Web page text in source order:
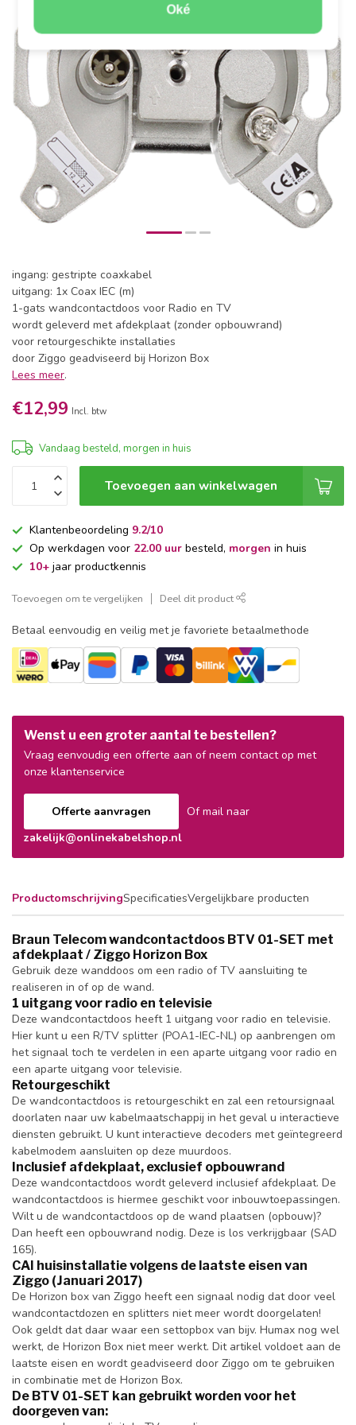
Oké
ingang: gestripte coaxkabel
uitgang: 1x Coax IEC (m)
1-gats wandcontactdoos voor Radio en TV
wordt geleverd met afdekplaat (zonder opbouwrand)
voor retourgeschikte installaties
door Ziggo geadviseerd bij Horizon Box
Lees meer.
€12,99 Incl. btw
Vandaag besteld, morgen in huis
Toevoegen aan winkelwagen
Klantenbeoordeling 9.2/10
Op werkdagen voor 22.00 uur besteld, morgen in huis
10+ jaar productkennis
Toevoegen om te vergelijken Deel dit product
Betaal eenvoudig en veilig met je favoriete betaalmethode
Wenst u een groter aantal te bestellen?
Vraag eenvoudig een offerte aan of neem contact op met
onze klantenservice
Offerte aanvragen
Of mail naar
zakelijk@onlinekabelshop.nl
ProductomschrijvingSpecificatiesVergelijkbare producten
Braun Telecom wandcontactdoos BTV 01-SET met
afdekplaat / Ziggo Horizon Box
Gebruik deze wanddoos om een radio of TV aansluiting te
realiseren in of op de wand.
1 uitgang voor radio en televisie
Deze wandcontactdoos heeft 1 uitgang voor radio en televisie.
Hier kunt u een R/TV splitter (POA1-IEC-NL) op aanbrengen om
het signaal toch te verdelen in een aparte uitgang voor radio en
een aparte uitgang voor televisie.
Retourgeschikt
De wandcontactdoos is retourgeschikt en zal een retoursignaal
doorlaten naar uw kabelmaatschappij in het geval u interactieve
diensten gebruikt. U kunt interactieve decoders met geïntegreerd
kabelmodem aansluiten op deze muurdoos.
Inclusief afdekplaat, exclusief opbouwrand
Deze wandcontactdoos wordt geleverd inclusief afdekplaat. De
wandcontactdoos is hiermee geschikt voor inbouwtoepassingen.
Wilt u de wandcontactdoos op de wand plaatsen (opbouw)?
Dan heeft een opbouwrand nodig. Deze is los verkrijgbaar (SAD
165).
CAI huisinstallatie volgens de laatste eisen van
Ziggo (Januari 2017)
De Horizon box van Ziggo heeft een signaal nodig dat door veel
wandcontactdozen en splitters niet meer wordt doorgelaten!
Ook geldt dat daar waar een settopbox van bijv. Humax nog wel
werkt, de Horizon Box niet meer werkt. Dit artikel voldoet aan de
laatste eisen en wordt geadviseerd door Ziggo om te gebruiken
in combinatie met de Horizon Box.
De BTV 01-SET kan gebruikt worden voor het
doorgeven van: